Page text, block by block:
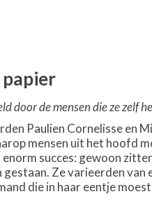
papier
door de mensen die ze zelf
Paulien Cornelisse en
mensen uit het hoofd
succes: gewoon
Ze varieerden
die in haar eentje